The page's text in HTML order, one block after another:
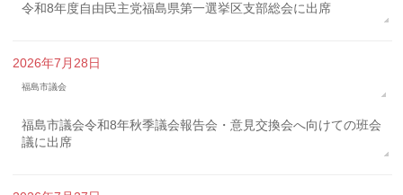
令和8年度自由民主党福島県第一選挙区支部総会に出席
2026年7月28日
福島市議会
福島市議会令和8年秋季議会報告会・意見交換会へ向けての班会
議に出席